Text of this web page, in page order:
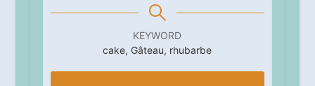
KEYWORD
cake, Gâteau, rhubarbe